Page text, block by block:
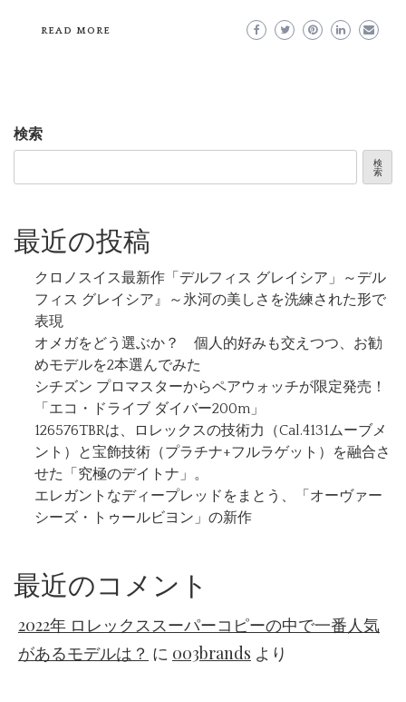
READ MORE
検索
検
索
最近の投稿
クロノスイス最新作「デルフィス グレイシア」～デル
フィス グレイシア』～氷河の美しさを洗練された形で
表現
オメガをどう選ぶか？ 個人的好みも交えつつ、お勧
めモデルを2本選んでみた
シチズン プロマスターからペアウォッチが限定発売！
「エコ・ドライブ ダイバー200m」
126576TBRは、ロレックスの技術力（Cal.4131ムーブメ
ント）と宝飾技術（プラチナ+フルラゲット）を融合さ
せた「究極のデイトナ」。
エレガントなディープレッドをまとう、「オーヴァー
シーズ・トゥールビヨン」の新作
最近のコメント
2022年 ロレックススーパーコピーの中で一番人気
があるモデルは？ に 003brands より